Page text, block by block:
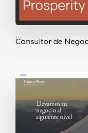
Consultor de